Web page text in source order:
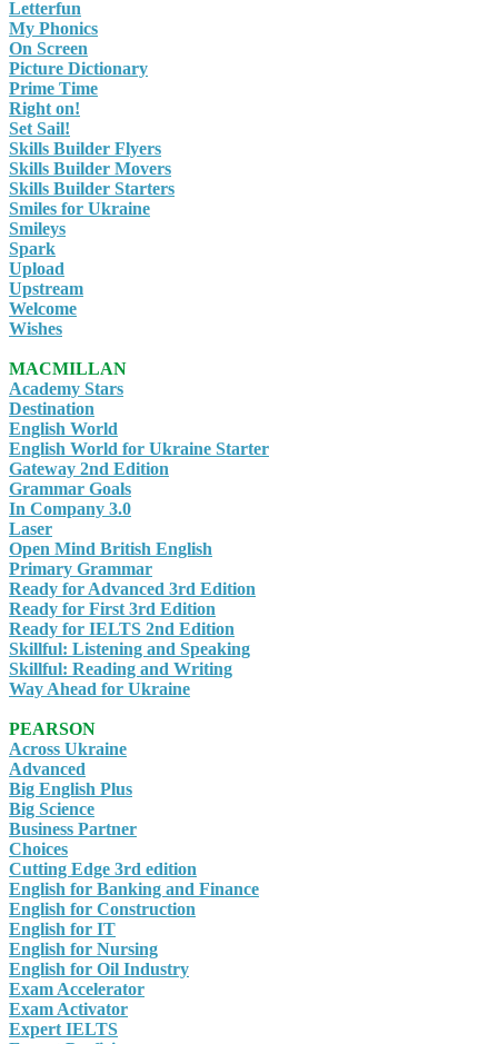
Letterfun
My Phonics
On Screen
Picture Dictionary
Prime Time
Right on!
Set Sail!
Skills Builder Flyers
Skills Builder Movers
Skills Builder Starters
Smiles for Ukraine
Smileys
Spark
Upload
Upstream
Welcome
Wishes
MACMILLAN
Academy Stars
Destination
English World
English World for Ukraine Starter
Gateway 2nd Edition
Grammar Goals
In Company 3.0
Laser
Open Mind British English
Primary Grammar
Ready for Advanced 3rd Edition
Ready for First 3rd Edition
Ready for IELTS 2nd Edition
Skillful: Listening and Speaking
Skillful: Reading and Writing
Way Ahead for Ukraine
PEARSON
Across Ukraine
Advanced
Big English Plus
Big Science
Business Partner
Choices
Cutting Edge 3rd edition
English for Banking and Finance
English for Construction
English for IT
English for Nursing
English for Oil Industry
Exam Accelerator
Exam Activator
Expert IELTS